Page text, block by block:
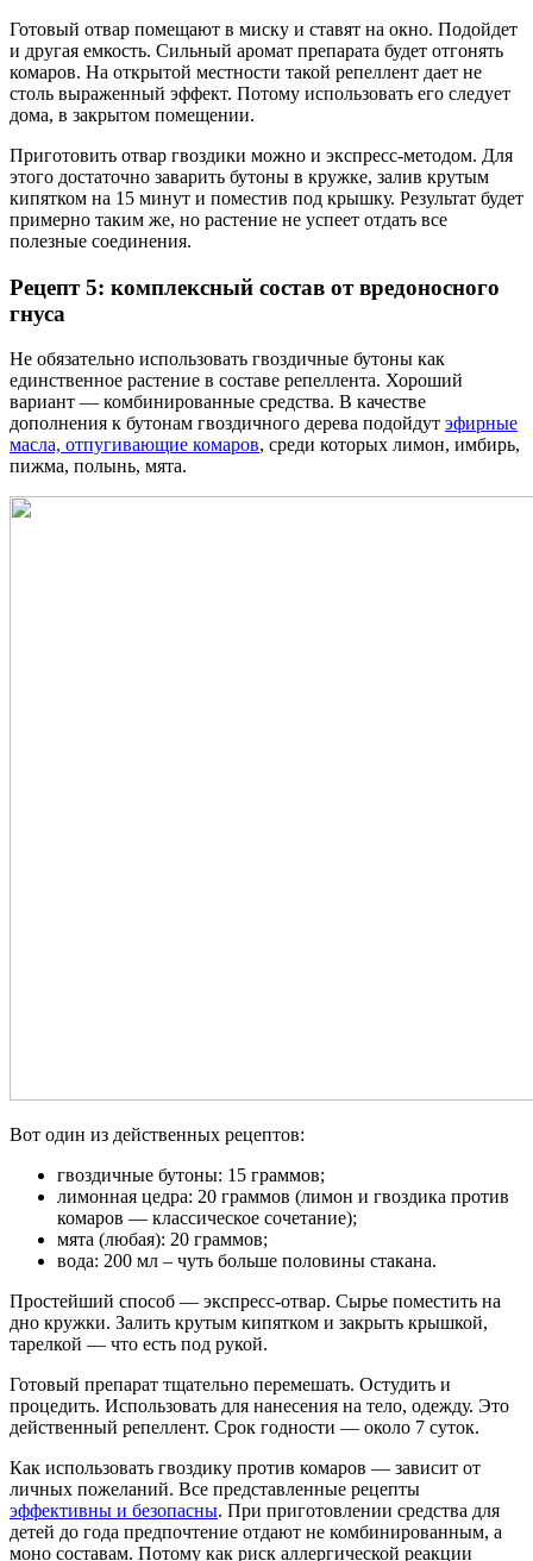
Готовый отвар помещают в миску и ставят на окно. Подойдет
и другая емкость. Сильный аромат препарата будет отгонять
комаров. На открытой местности такой репеллент дает не
столь выраженный эффект. Потому использовать его следует
дома, в закрытом помещении.
Приготовить отвар гвоздики можно и экспресс-методом. Для
этого достаточно заварить бутоны в кружке, залив крутым
кипятком на 15 минут и поместив под крышку. Результат будет
примерно таким же, но растение не успеет отдать все
полезные соединения.
Рецепт 5: комплексный состав от вредоносного
гнуса
Не обязательно использовать гвоздичные бутоны как
единственное растение в составе репеллента. Хороший
вариант — комбинированные средства. В качестве
дополнения к бутонам гвоздичного дерева подойдут эфирные
масла, отпугивающие комаров, среди которых лимон, имбирь,
пижма, полынь, мята.
Вот один из действенных рецептов:
гвоздичные бутоны: 15 граммов;
лимонная цедра: 20 граммов (лимон и гвоздика против
комаров — классическое сочетание);
мята (любая): 20 граммов;
вода: 200 мл – чуть больше половины стакана.
Простейший способ — экспресс-отвар. Сырье поместить на
дно кружки. Залить крутым кипятком и закрыть крышкой,
тарелкой — что есть под рукой.
Готовый препарат тщательно перемешать. Остудить и
процедить. Использовать для нанесения на тело, одежду. Это
действенный репеллент. Срок годности — около 7 суток.
Как использовать гвоздику против комаров — зависит от
личных пожеланий. Все представленные рецепты
эффективны и безопасны. При приготовлении средства для
детей до года предпочтение отдают не комбинированным, а
моно составам. Потому как риск аллергической реакции